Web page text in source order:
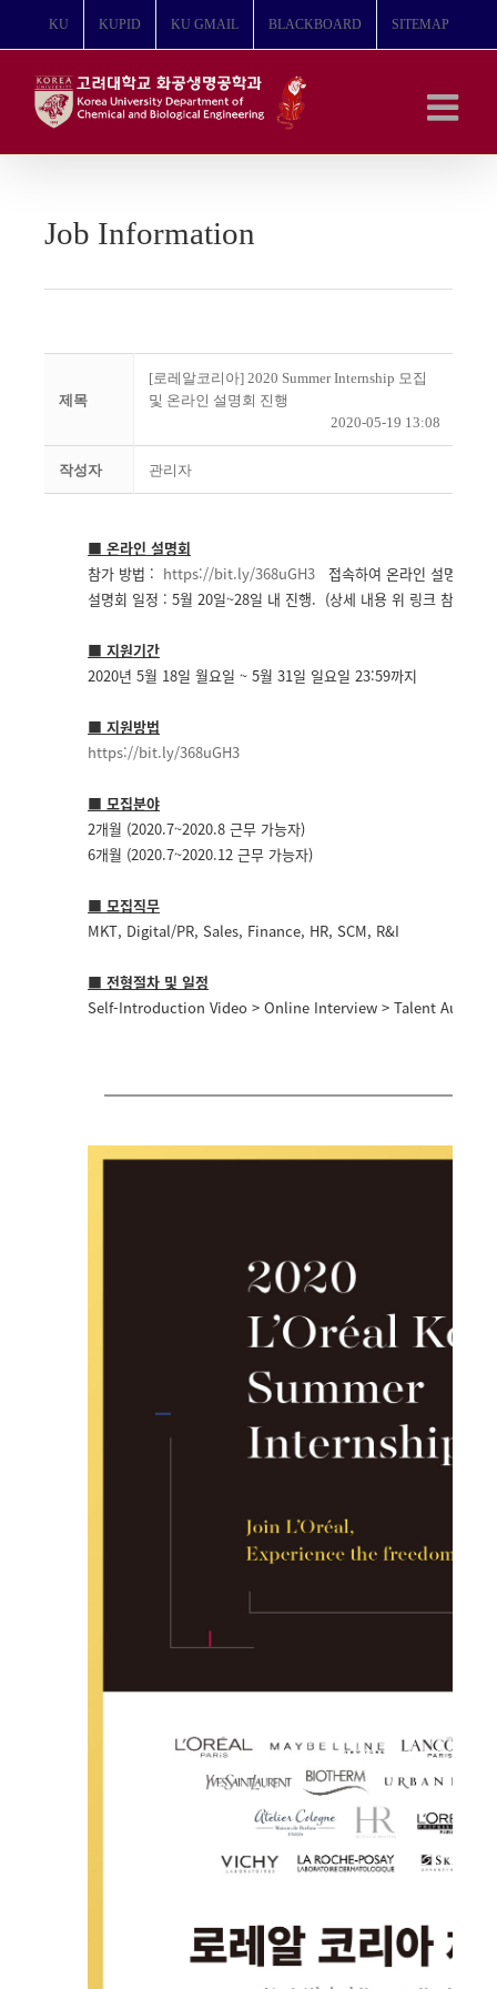
뛰
KU KUPID KU GMAIL BLACKBOARD SITEMAP
Job Information
제목
[로레알코리아] 2020 Summer Internship 모집
및 온라인 설명회 진행
2020-05-19 13:08
작성자 관리자
■ 온라인 설명회
참가 방법 : https://bit.ly/368uGH3 접속하여 온라인 설명회 참
설명회 일정 : 5월 20일~28일 내 진행. (상세 내용 위 링크 참조)
■ 지원기간
2020년 5월 18일 월요일 ~ 5월 31일 일요일 23:59까지
■ 지원방법
https://bit.ly/368uGH3
■ 모집분야
2개월 (2020.7~2020.8 근무 가능자)
6개월 (2020.7~2020.12 근무 가능자)
■ 모집직무
MKT, Digital/PR, Sales, Finance, HR, SCM, R&I
■ 전형절차 및 일정
Self-Introduction Video > Online Interview > Talent Audition